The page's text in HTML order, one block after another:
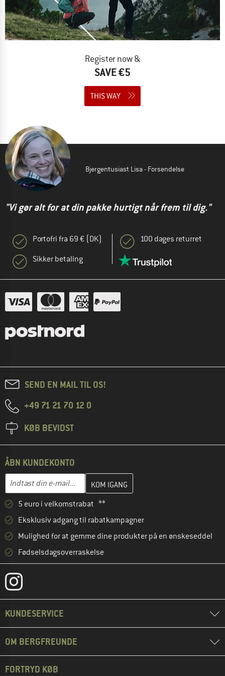
Register now &
SAVE €5
THIS WAY
Bjergentusiast Lisa - Forsendelse
"Vi gør alt for at din pakke hurtigt når frem til dig."
Portofri fra 69 € (DK)
Sikker betaling
100 dages returret
SEND EN MAIL TIL OS!
+49 71 21 70 12 0
KØB BEVIDST
ÅBN KUNDEKONTO
E-mail-adresse
Indtast din e-mailadresse her, og opret i næste trin din
5 euro i velkomstrabat **
Eksklusiv adgang til rabatkampagner
Mulighed for at gemme dine produkter på en ønskeseddel
Fødselsdagsoverraskelse
KUNDESERVICE
OM BERGFREUNDE
FORTRYD KØB